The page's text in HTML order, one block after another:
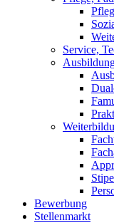
Service,
Bewerbung
Stellenmarkt